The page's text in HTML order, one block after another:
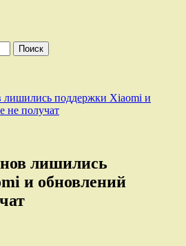
лишились поддержки Xiaomi и
не получат
лишились
и обновлений